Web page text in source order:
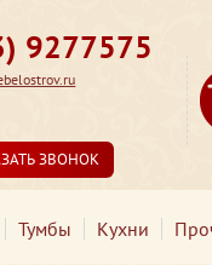
9277575
ЗВОНОК
Тумбы Кухни